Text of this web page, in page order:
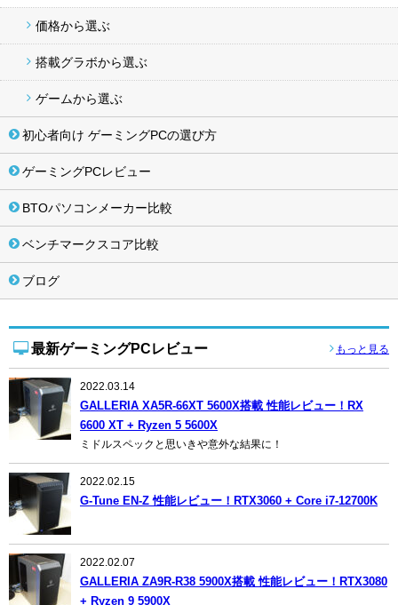
価格から選ぶ
搭載グラボから選ぶ
ゲームから選ぶ
初心者向け ゲーミングPCの選び方
ゲーミングPCレビュー
BTOパソコンメーカー比較
ベンチマークスコア比較
ブログ
最新ゲーミングPCレビュー もっと見る
2022.03.14
GALLERIA XA5R-66XT 5600X搭載 性能レビュー！RX
6600 XT + Ryzen 5 5600X
ミドルスペックと思いきや意外な結果に！
2022.02.15
G-Tune EN-Z 性能レビュー！RTX3060 + Core i7-12700K
2022.02.07
GALLERIA ZA9R-R38 5900X搭載 性能レビュー！RTX3080
+ Ryzen 9 5900X